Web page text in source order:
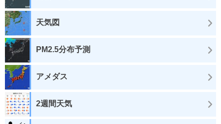
天気図
PM2.5分布予測
アメダス
2週間天気